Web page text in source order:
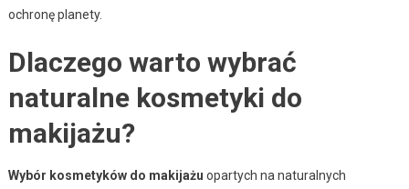
ochronę planety.
Dlaczego warto wybrać
naturalne kosmetyki do
makijażu?
Wybór kosmetyków do makijażu opartych na naturalnych